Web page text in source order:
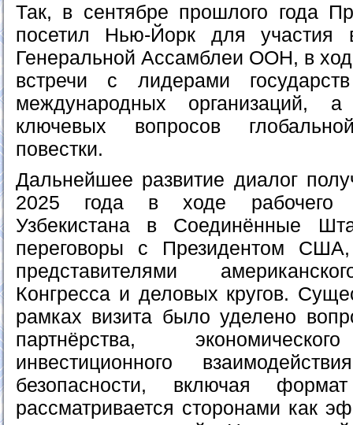
Так, в сентябре прошлого года
посетил Нью-Йорк для участия
Генеральной Ассамблеи ООН, в
встречи с лидерами
международных организаций,
ключевых вопросов
повестки.
Дальнейшее развитие диалог
2025 года в ходе рабочего
Узбекистана в Соединённые
переговоры с Президентом
представителями
Конгресса и деловых кругов.
рамках визита было уделено
партнёрства,
инвестиционного
безопасности, включая
рассматривается сторонами как